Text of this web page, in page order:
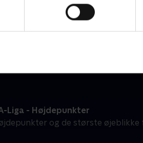
Liga - Højdepunkter
og de største øjeblikke